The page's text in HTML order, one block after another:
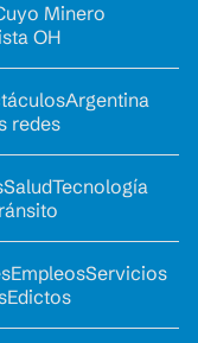
Minero
OH
Argentina
redes
SaludTecnología
EmpleosServicios
Edictos